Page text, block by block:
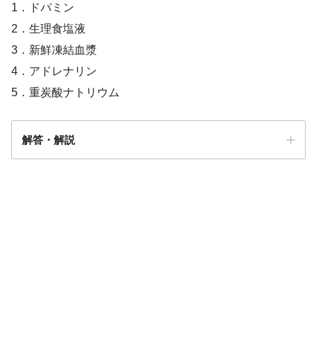
1．ドパミン
2．生理食塩液
3．新鮮凍結血漿
4．アドレナリン
5．重炭酸ナトリウム
解答・解説